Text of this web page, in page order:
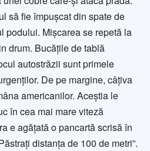
să fie împuşcat din spate de
podului. Mişcarea se repetă la
drum. Bucăţile de tablă
autostrăzii sunt primele
De pe margine, câţiva
americanilor. Aceştia le
în cea mai mare viteză
e agăţată o pancartă scrisă în
distanţa de 100 de metri”.